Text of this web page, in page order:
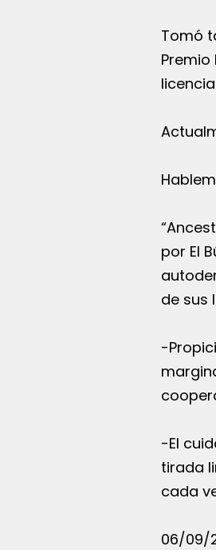
Tomó
Premio
por El
de sus
-
-El
tirada
cada
06/09/